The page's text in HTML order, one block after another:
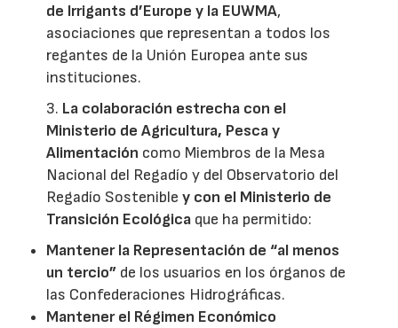
de Irrigants d’Europe y la EUWMA,
asociaciones que representan a todos los
regantes de la Unión Europea ante sus
instituciones.
3. La colaboración estrecha con el
Ministerio de Agricultura, Pesca y
Alimentación como Miembros de la Mesa
Nacional del Regadío y del Observatorio del
Regadío Sostenibley con el Ministerio de
Transición Ecológica que ha permitido:
Mantener la Representación de “al menos
un tercio” de los usuarios en los órganos de
las Confederaciones Hidrográficas.
Mantener el Régimen Económico